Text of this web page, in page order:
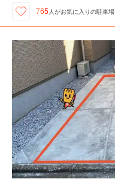
765人がお気に入りの駐車場